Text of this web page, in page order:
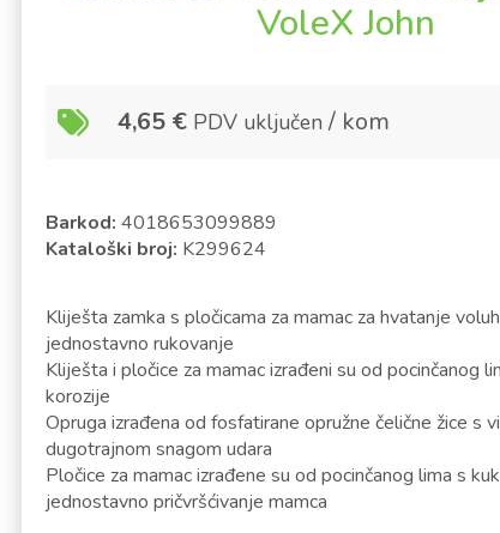
VoleX John
4,65 € PDV uključen / kom
Barkod: 4018653099889
Kataloški broj: K299624
Kliješta zamka s pločicama za mamac za hvatanje
jednostavno rukovanje
Kliješta i pločice za mamac izrađeni su od pocinčanog
korozije
Opruga izrađena od fosfatirane opružne čelične žice s
dugotrajnom snagom udara
Pločice za mamac izrađene su od pocinčanog lima s
jednostavno pričvršćivanje mamca